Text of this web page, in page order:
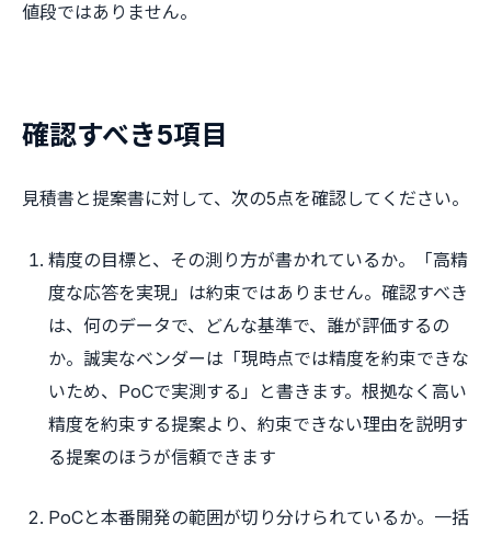
値段ではありません。
確認すべき5項目
見積書と提案書に対して、次の5点を確認してください。
精度の目標と、その測り方が書かれているか。「高精
度な応答を実現」は約束ではありません。確認すべき
は、何のデータで、どんな基準で、誰が評価するの
か。誠実なベンダーは「現時点では精度を約束できな
いため、PoCで実測する」と書きます。根拠なく高い
精度を約束する提案より、約束できない理由を説明す
る提案のほうが信頼できます
PoCと本番開発の範囲が切り分けられているか。一括